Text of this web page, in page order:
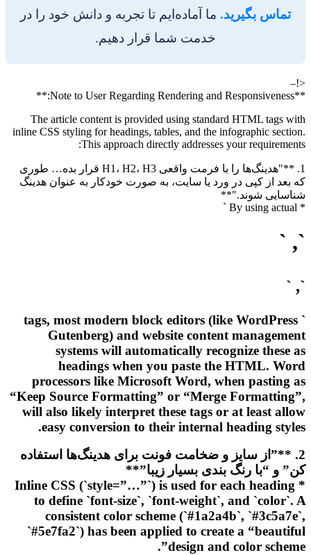
تماس بگیرید. ما آماده‌ایم تا تجربه و دانش خود را در
خدمت شما قرار دهیم.
<!–
**Note to User Regarding Rendering and Responsiveness:**
The article content is provided using standard HTML tags with
inline CSS styling for headings, tables, and the infographic section.
This approach directly addresses your requirements:
1. **"هدینگ‌ها را با فرمت واقعی H1، H2، H3 قرار بده… طوری
که بعد از کپی در ورد یا سایت، به صورت خودکار به عنوان هدینگ
شناسایی شوند."**
* By using actual `
`, `
`, `
` tags, most modern block editors (like WordPress
Gutenberg) and website content management
systems will automatically recognize these as
headings when you paste the HTML. Word
processors like Microsoft Word, when pasting as
“Keep Source Formatting” or “Merge Formatting”,
will also likely interpret these tags or at least allow
easy conversion to their internal heading styles.
2. **”از سایز و ضخامت فونت برای هدینگ‌ها استفاده
کن” و “با رنگ بندی بسیار زیبا”**
* Inline CSS (`style=”…”`) is used for each heading
to define `font-size`, `font-weight`, and `color`. A
consistent color scheme (`#1a2a4b`, `#3c5a7e`,
`#5e7fa2`) has been applied to create a “beautiful
design and color scheme”.